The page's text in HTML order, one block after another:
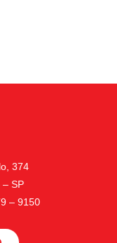
374
– SP
– 9150